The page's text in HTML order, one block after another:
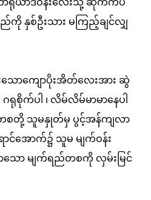
ကို နှစ်ဦးသား မကြည့်ချင်လျှ
ာကျောပိုးအိတ်လေးအား ဆွဲ
စိုက်ပါ ၊ လိမ်လိမ်မာမာနေပါ
တစတို့ သူမနှုတ်မှ ပွင့်အန်ကျလာ
ာင်အောက်၌ သူမ မျက်ဝန်း
သော မျက်ရည်တစကို လှမ်းမြင်